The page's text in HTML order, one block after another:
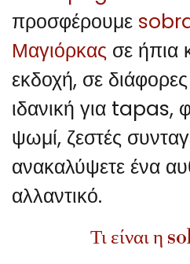
προσφέρουμε
Μαγιόρκας σε ήπια
εκδοχή, σε
ιδανική για tapas,
ψωμί, ζεστές
ανακαλύψετε ένα
αλλαντικό.
Τι είναι η